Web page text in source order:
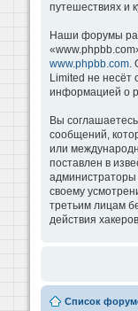
путешествиях и
Наши форумы
www.phpbb.com.
Limited не несёт
информацией о
Вы
сообщений,
или
поставлен в
администраторы
своему
третьим лицам
действия
Список